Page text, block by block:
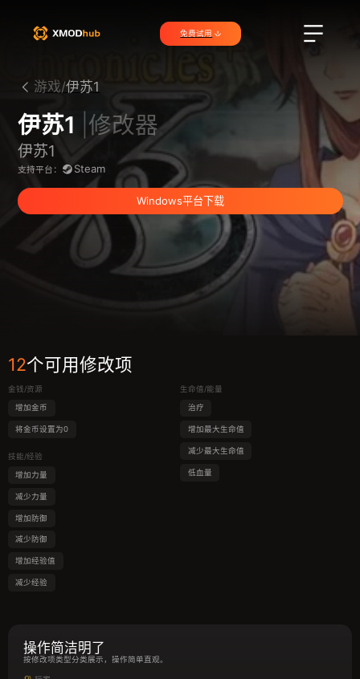
免费试用
游戏/伊苏1
伊苏1 |修改器
伊苏1
支持平台： Steam
Windows平台下载
12个可用修改项
金钱/资源
增加金币
将金币设置为0
技能/经验
增加力量
减少力量
增加防御
减少防御
增加经验值
减少经验
生命值/能量
治疗
增加最大生命值
减少最大生命值
低血量
操作简洁明了
按修改项类型分类展示，操作简单直观。